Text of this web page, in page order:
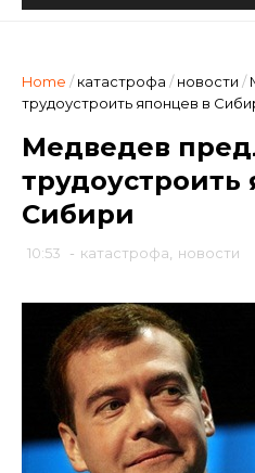
Home / катастрофа / новости /
трудоустроить японцев в
Медведев
трудоустроить
Сибири
10:53 - катастрофа новости